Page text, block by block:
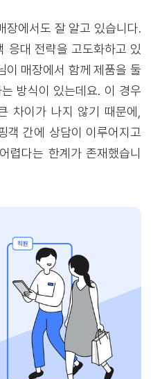
장에서도 잘 알고 있습니다.
응대 전략을 고도화하고 있
이 매장에서 함께 제품을 둘
방식이 있는데요. 이 경우
차이가 나지 않기 때문에,
객 간에 상담이 이루어지고
렵다는 한계가 존재했습니